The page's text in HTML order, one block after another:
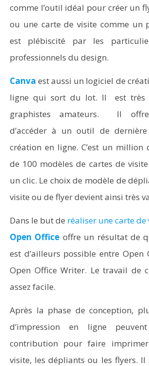
comme l’outil idéal pour créer un
ou une carte de visite comme un
est plébiscité par les
professionnels du design.
Canva est aussi un logiciel de
ligne qui sort du lot. Il est très
graphistes amateurs. Il offre
d’accéder à un outil de
création en ligne. C’est un million
de 100 modèles de cartes de
un clic. Le choix de modèle de
visite ou de flyer devient ainsi très
Dans le but de réaliser une carte de
Open Office offre un résultat de
est d’ailleurs possible entre Open
Open Office Writer. Le travail de
assez facile.
Après la phase de conception,
d’impression en ligne
contribution pour faire
visite, les dépliants ou les flyers. Il